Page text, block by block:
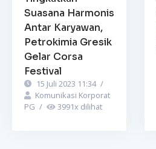
Suasana Harmonis
Antar Karyawan,
Petrokimia Gresik
Gelar Corsa
Festival
15 Juli 2023 11:34 /
Komunikasi Korporat
PG / 3991x dilihat